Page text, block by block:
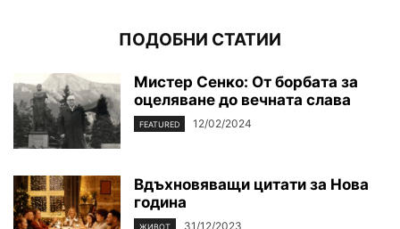
ПОДОБНИ СТАТИИ
Мистер Сенко: От борбата за
оцеляване до вечната слава
FEATURED 12/02/2024
Вдъхновяващи цитати за Нова
година
31/12/2023